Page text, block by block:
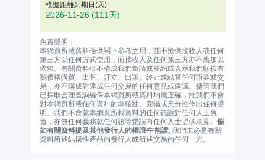
模擬距離到期日(天)
2026-11-26 (111天)
免責聲明：
本網頁所載資料僅供閣下參考之用，並不擬供接收人或任何
第三方以任何方式使用，而接收人及任何第三方亦不應加以
依賴。有關資料概不構成我們邀請或要約或表示我們願按有
關價格購買、出售、訂立、出讓、終止或結算任何證券或交
易，亦不購成對達成任何交易的任何意見或建議。儘管我們
已採取合理查詢確保本網頁所載資料均屬正確，惟我們不會
對本網頁所載任何資料的準確性、完備或充分性作出任何聲
明。我們不會就本網頁所載資料的任何錯誤對任何人士負
責，亦無任何義務就任何該等錯誤向任何人士提供意見。 假
如有關資料提及其他發行人的權證∕牛熊證, 我們未必是有關
資料所述結構性產品的發行人或所述交易的任何一方。